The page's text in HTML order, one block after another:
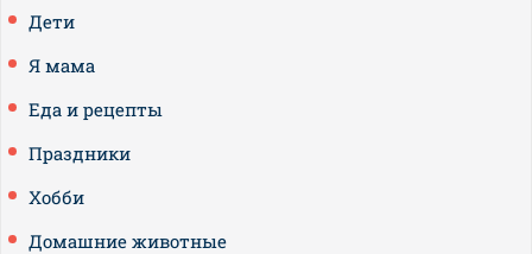
Дети
Я мама
Еда и рецепты
Праздники
Хобби
Домашние животные